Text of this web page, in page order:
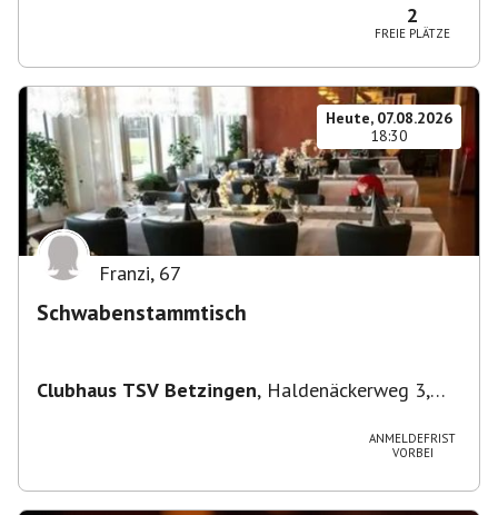
2
FREIE PLÄTZE
Heute, 07.08.2026
18:30
Franzi, 67
Schwabenstammtisch
Clubhaus TSV Betzingen, Haldenäckerweg 3,
ANMELDEFRIST
VORBEI